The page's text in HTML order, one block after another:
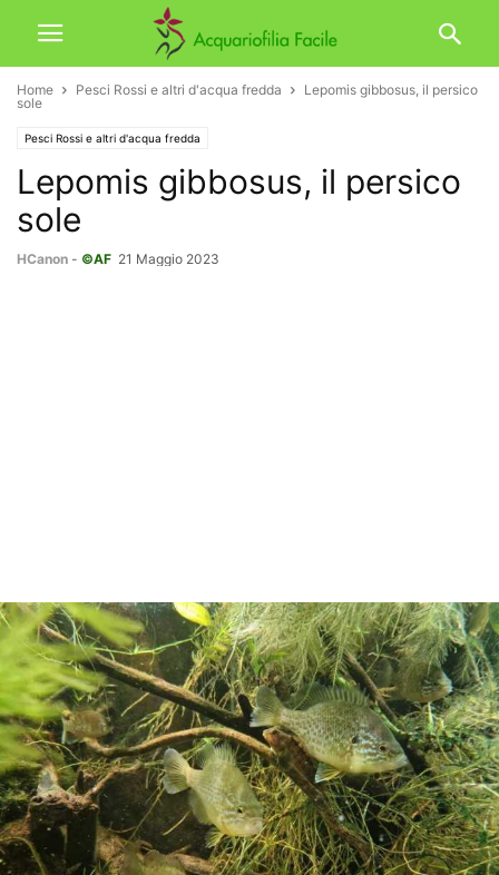
Home Pesci Rossi e altri d'acqua fredda
Lepomis gibbosus, il persico
sole
Pesci Rossi e altri d'acqua fredda
Lepomis gibbosus, il persico
sole
HCanon - ©AF 21 Maggio 2023